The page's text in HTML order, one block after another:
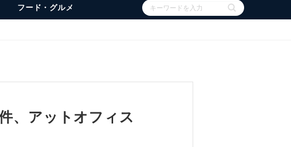
フード・グルメ
、アットオフィス